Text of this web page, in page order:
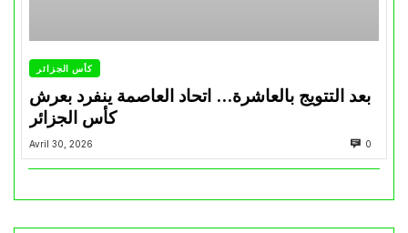
كأس الجزائر
بعد التتويج بالعاشرة… اتحاد العاصمة ينفرد بعرش
كأس الجزائر
Avril 30, 2026 0